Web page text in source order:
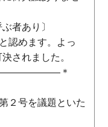
あり〕
認めます。よっ
されました。
＊
２号を議題といた